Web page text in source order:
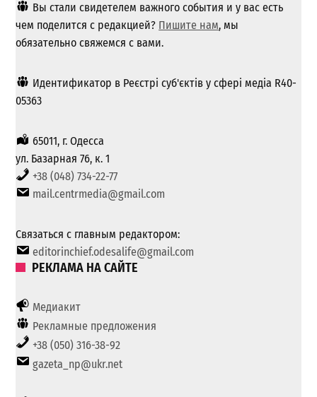
Вы стали свидетелем важного события и у вас есть
чем поделится с редакцией? Пишите нам, мы
обязательно свяжемся с вами.
Идентификатор в Реєстрі суб'єктів у сфері медіа R40-
05363
65011, г. Одесса
ул. Базарная 76, к. 1
+38 (048) 734-22-77
mail.centrmedia@gmail.com
Связаться с главным редактором:
editorinchief.odesalife@gmail.com
РЕКЛАМА НА САЙТЕ
Медиакит
Рекламные предложения
+38 (050) 316-38-92
gazeta_np@ukr.net